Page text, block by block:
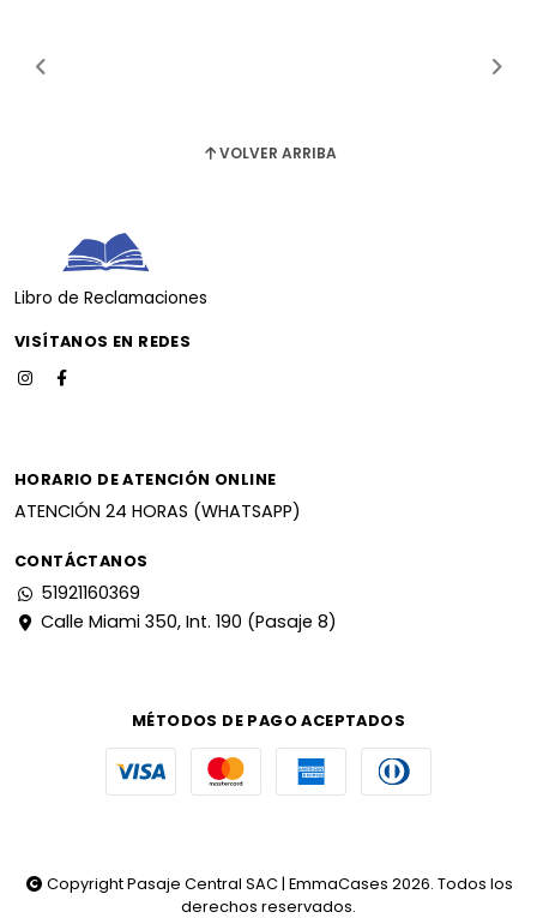
VOLVER ARRIBA
Libro de Reclamaciones
VISÍTANOS EN REDES
HORARIO DE ATENCIÓN ONLINE
ATENCIÓN 24 HORAS (WHATSAPP)
CONTÁCTANOS
51921160369
Calle Miami 350, Int. 190 (Pasaje 8)
MÉTODOS DE PAGO ACEPTADOS
Copyright Pasaje Central SAC | EmmaCases 2026. Todos los
derechos reservados.